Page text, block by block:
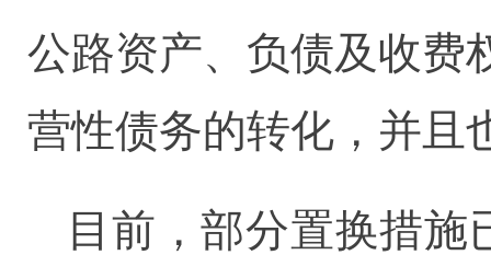
公路资产、负债及收费
营性债务的转化，并且
目前，部分置换措